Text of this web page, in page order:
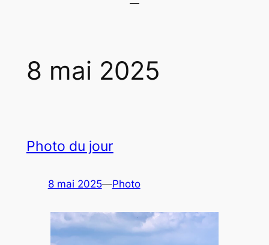
8 mai 2025
Photo du jour
8 mai 2025—Photo